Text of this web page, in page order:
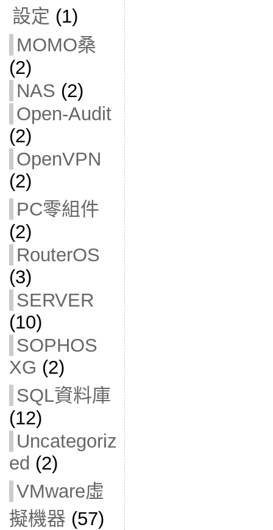
設定 (1)
MOMO桑
(2)
NAS (2)
Open-Audit
(2)
OpenVPN
(2)
PC零組件
(2)
RouterOS
(3)
SERVER
(10)
SOPHOS
XG (2)
SQL資料庫
(12)
Uncategoriz
ed (2)
VMware虛
擬機器 (57)